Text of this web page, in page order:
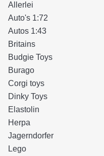
Allerlei
Auto's 1:72
Autos 1:43
Britains
Budgie Toys
Burago
Corgi toys
Dinky Toys
Elastolin
Herpa
Jagerndorfer
Lego